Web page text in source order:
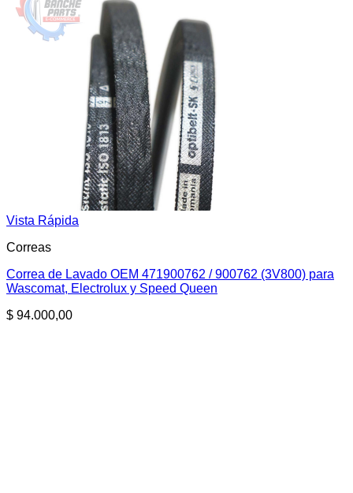
Vista Rápida
Correas
Correa de Lavado OEM 471900762 / 900762 (3V800) para
Wascomat, Electrolux y Speed Queen
$ 94.000,00